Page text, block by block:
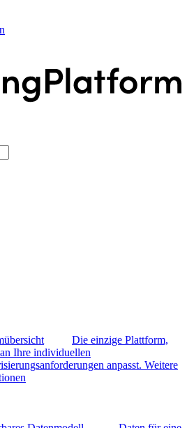
Die einzige Plattform,
Ihre individuellen
anpasst. Weitere